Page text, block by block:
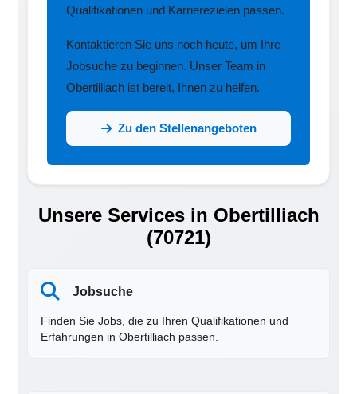
Qualifikationen und Karrierezielen passen.
Kontaktieren Sie uns noch heute, um Ihre
Jobsuche zu beginnen. Unser Team in
Obertilliach ist bereit, Ihnen zu helfen.
Zu den Stellenangeboten
Unsere Services in Obertilliach
(70721)
Jobsuche
Finden Sie Jobs, die zu Ihren Qualifikationen und
Erfahrungen in Obertilliach passen.